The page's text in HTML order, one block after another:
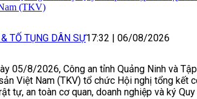
(TKV)
TỐ TỤNG DÂN SỰ17:32 | 06/08/2026
05/8/2026, Công an tỉnh Quảng Ninh và
Việt Nam (TKV) tổ chức Hội nghị tổng kết
tự, an toàn cơ quan, doanh nghiệp và ký